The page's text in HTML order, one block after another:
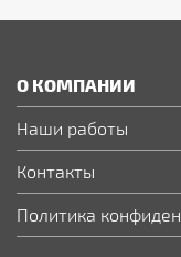
О КОМПАНИИ
Наши работы
Контакты
Политика